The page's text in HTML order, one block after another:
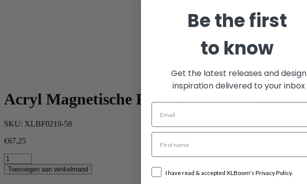
Acryl Magnetische Fotokader 18×18
SKU: XLBF0219-58
€67,25
Acryl
Magnetische
Fotokader
Toevoegen aan winkelmand
Be the first
to know
Get the latest releases and design
inspiration delivered to your inbox
I have read & accepted XLBoom's Privacy Policy.